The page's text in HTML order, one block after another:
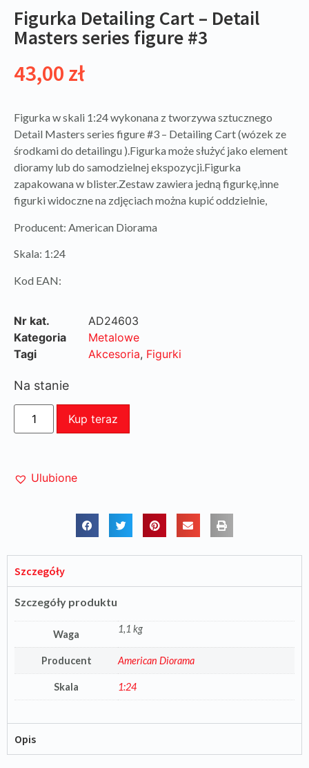
Figurka Detailing Cart – Detail
Masters series figure #3
43,00 zł
Figurka w skali 1:24 wykonana z tworzywa sztucznego
Detail Masters series figure #3 – Detailing Cart (wózek ze
środkami do detailingu ).Figurka może służyć jako element
dioramy lub do samodzielnej ekspozycji.Figurka
zapakowana w blister.Zestaw zawiera jedną figurkę,inne
figurki widoczne na zdjęciach można kupić oddzielnie,
Producent: American Diorama
Skala: 1:24
Kod EAN:
Nr kat.
AD24603
Kategoria
Metalowe
Tagi
Akcesoria, Figurki
Na stanie
Kup teraz
Ulubione
Szczegóły
Szczegóły produktu
Waga 1,1 kg
Producent American Diorama
Skala 1:24
Opis